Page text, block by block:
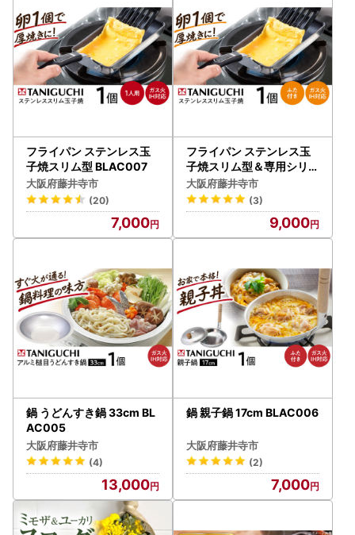
フライパン ステンレス玉
子焼スリム型 BLAC007
大阪府藤井寺市
(20)
7,000
フライパン ステンレス玉
子焼スリム型＆専用シリコ
ンカバー(フタ付) フライ
パン BLAC008
大阪府藤井寺市
(3)
9,000
鍋 うどんすき鍋 33cm BL
AC005
大阪府藤井寺市
(4)
13,000
鍋 親子鍋 17cm BLAC006
大阪府藤井寺市
(2)
7,000